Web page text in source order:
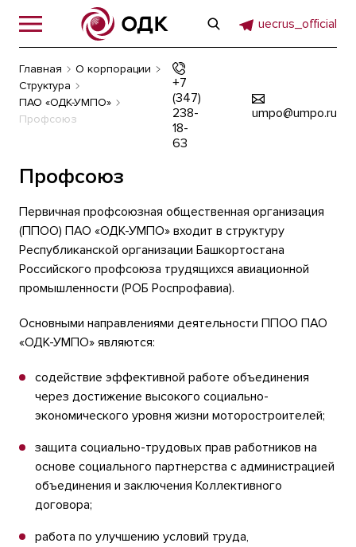
uecrus_official
Главная
О корпорации
Структура
ПАО «ОДК-УМПО»
Профсоюз
+7
(347)
238-
18-
63
umpo@umpo.ru
Профсоюз
Первичная профсоюзная общественная организация
(ППОО) ПАО «ОДК-УМПО» входит в структуру
Республиканской организации Башкортостана
Российского профсоюза трудящихся авиационной
промышленности (РОБ Роспрофавиа).
Основными направлениями деятельности ППОО ПАО
«ОДК-УМПО» являются:
содействие эффективной работе объединения
через достижение высокого социально-
экономического уровня жизни моторостроителей;
защита социально-трудовых прав работников на
основе социального партнерства с администрацией
объединения и заключения Коллективного
договора;
работа по улучшению условий труда,